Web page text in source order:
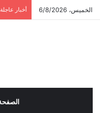
الخميس، 6/8/2026 أخبار عاجلة